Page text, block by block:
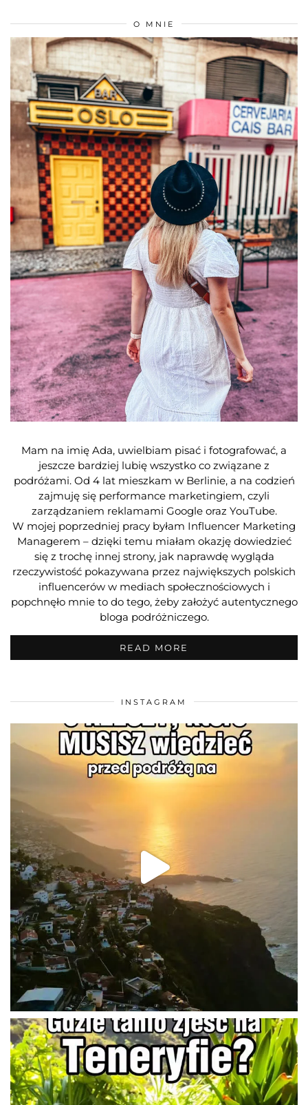
00:00 23:59
POPULARNY POST
Featured
GDZIE LECIEĆ NA CIEPŁE
WAKACJE ZIMĄ? TOP 10
KIERUNKÓW NA ZIMOWY
URLOP W EUROPIE I NA
Gdzie warto lecieć na ciepłe wakacje zimą w Europie i
styczeń i luty? Przedstawiam Wam top 10 kierunków na
zimowy urlop! Znajdą się tu zarówno egzotyczne
destynacje,…
CZYTAJ DALEJ
SUBSKRYBUJ NASZ KANAŁ!
Odtwarzacz
video
00:00
O MNIE